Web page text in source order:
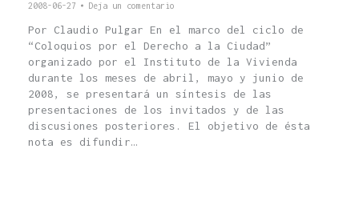
2008-06-27
Deja un comentario
Por Claudio Pulgar En el marco del ciclo de
“Coloquios por el Derecho a la Ciudad”
organizado por el Instituto de la Vivienda
durante los meses de abril, mayo y junio de
2008, se presentará un síntesis de las
presentaciones de los invitados y de las
discusiones posteriores. El objetivo de ésta
nota es difundir…